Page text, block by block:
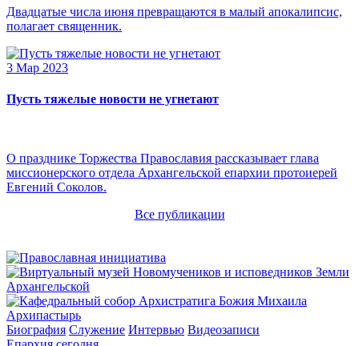
Двадцатые числа июня превращаются в малый апокалипсис,
полагает священник.
3 Мар 2023
Пусть тяжелые новости не угнетают
О празднике Торжества Православия рассказывает глава
миссионерского отдела Архангельской епархии протоиерей
Евгений Соколов.
Все публикации
Архипастырь
Биография Служение Интервью Видеозаписи